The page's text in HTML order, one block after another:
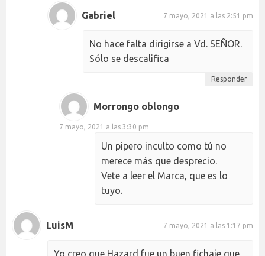
Gabriel 7 mayo, 2021 a las 2:51 pm
No hace falta dirigirse a Vd. SEÑOR.
Sólo se descalifica
Responder
Morrongo oblongo
7 mayo, 2021 a las 3:30 pm
Un pipero inculto como tú no
merece más que desprecio.
Vete a leer el Marca, que es lo
tuyo.
LuisM 7 mayo, 2021 a las 1:17 pm
Yo creo que Hazard fue un buen fichaje que,